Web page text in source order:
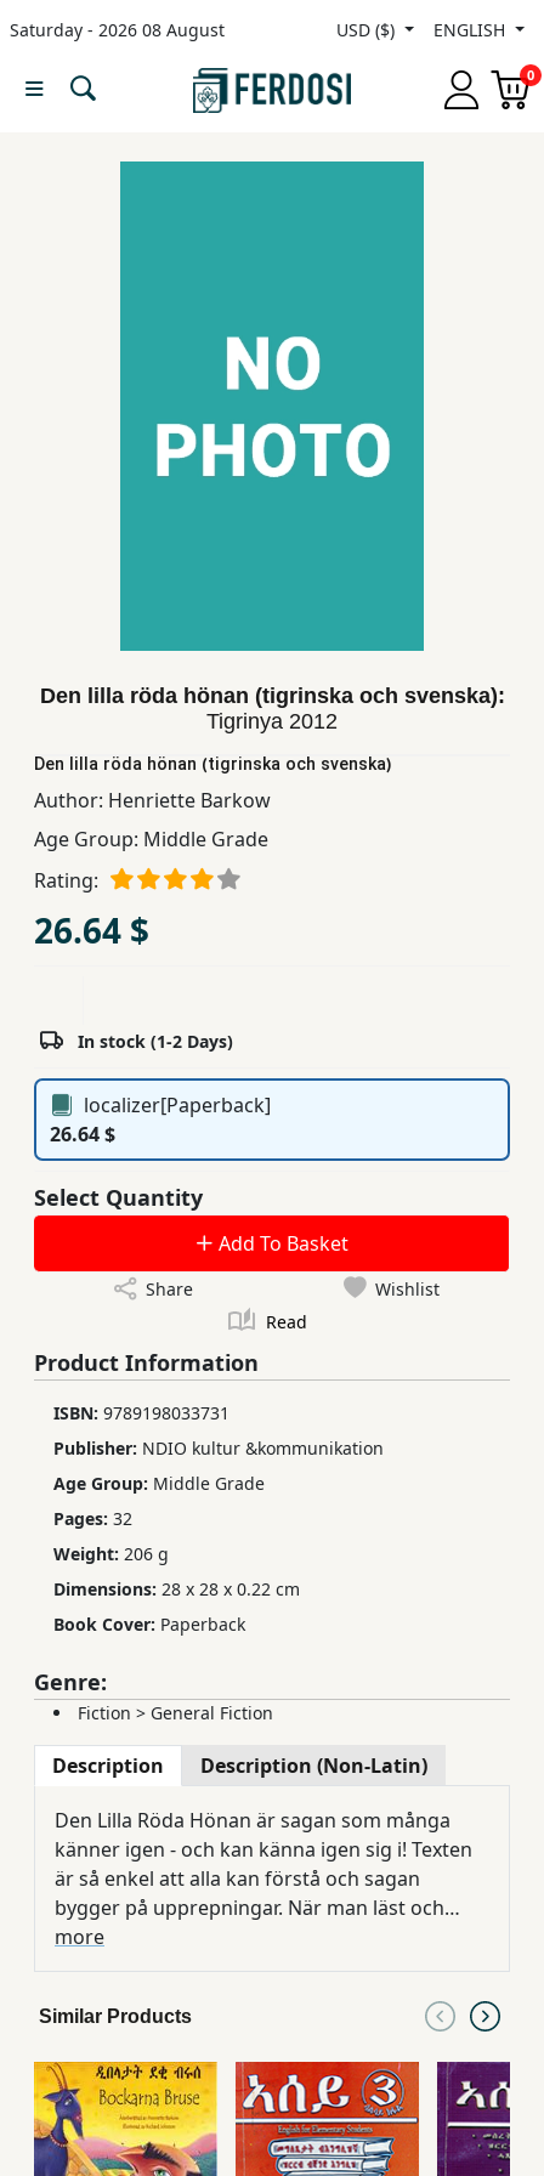
Saturday - 2026 08 August USD ($) ENGLISH
0
Menu
Books
Ferdosi
Publishing
Subscription
Services
Den lilla röda hönan (tigrinska och svenska):
Tigrinya 2012
Den lilla röda hönan (tigrinska och svenska)
Author: Henriette Barkow
Age Group: Middle Grade
Rating:
26.64 $
In stock (1-2 Days)
localizer[Paperback]
26.64 $
Select Quantity
Add To Basket
Share
Wishlist
Read
Product Information
ISBN: 9789198033731
Publisher: NDIO kultur &kommunikation
Age Group: Middle Grade
Pages: 32
Weight: 206 g
Dimensions: 28 x 28 x 0.22 cm
Book Cover: Paperback
Genre:
Fiction > General Fiction
Description Description (Non-Latin)
Den Lilla Röda Hönan är sagan som många
känner igen - och kan känna igen sig i! Texten
är så enkel att alla kan förstå och sagan
bygger på upprepningar. När man läst och
lyssnat några gånger är det dags att leka
historien och låta barnen turas om att spela de
olika rollerna, rita, skriva och hitta på själva.
Bilderna berättar mer än texten och fantasin
yngre barnen men också för äldre barn. I
slutet av boken finns en ordlista att träna
orden för odling - vad är tröska? Den Lilla Röda
Hönan har fått utmärkelser i England.
more
Similar Products